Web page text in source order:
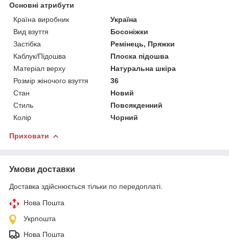
Основні атрибути
Країна виробник
Україна
Вид взуття
Босоніжки
Застібка
Ремінець, Пряжки
Каблук/Підошва
Плоска підошва
Матеріал верху
Натуральна шкіра
Розмір жіночого взуття
36
Стан
Новий
Стиль
Повсякденний
Колір
Чорний
Приховати
Умови доставки
Доставка здійснюється тільки по передоплаті.
Нова Пошта
Укрпошта
Нова Пошта